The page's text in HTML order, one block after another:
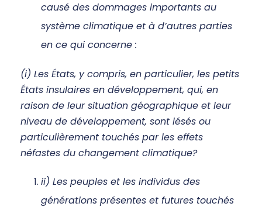
causé des dommages importants au
système climatique et à d’autres parties
en ce qui concerne :
(i) Les États, y compris, en particulier, les petits
États insulaires en développement, qui, en
raison de leur situation géographique et leur
niveau de développement, sont lésés ou
particulièrement touchés par les effets
néfastes du changement climatique?
ii) Les peuples et les individus des
générations présentes et futures touchés